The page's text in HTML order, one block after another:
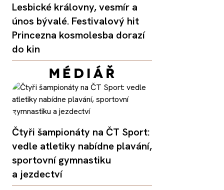
Lesbické královny, vesmír a
únos bývalé. Festivalový hit
Princezna kosmolesba dorazí
do kin
Čtyři šampionáty na ČT Sport:
vedle atletiky nabídne plavání,
sportovní gymnastiku
a jezdectví